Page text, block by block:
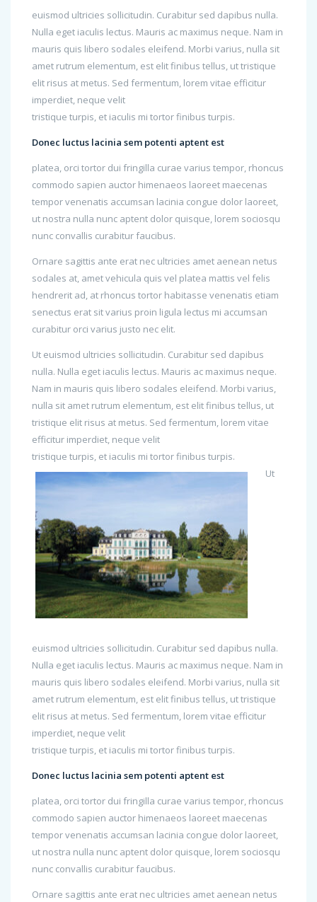
euismod ultricies sollicitudin. Curabitur sed dapibus nulla.
Nulla eget iaculis lectus. Mauris ac maximus neque. Nam in
mauris quis libero sodales eleifend. Morbi varius, nulla sit
amet rutrum elementum, est elit finibus tellus, ut tristique
elit risus at metus. Sed fermentum, lorem vitae efficitur
imperdiet, neque velit
tristique turpis, et iaculis mi tortor finibus turpis.
Donec luctus lacinia sem potenti aptent est
platea, orci tortor dui fringilla curae varius tempor, rhoncus
commodo sapien auctor himenaeos laoreet maecenas
tempor venenatis accumsan lacinia congue dolor laoreet,
ut nostra nulla nunc aptent dolor quisque, lorem sociosqu
nunc convallis curabitur faucibus.
Ornare sagittis ante erat nec ultricies amet aenean netus
sodales at, amet vehicula quis vel platea mattis vel felis
hendrerit ad, at rhoncus tortor habitasse venenatis etiam
senectus erat sit varius proin ligula lectus mi accumsan
curabitur orci varius justo nec elit.
Ut euismod ultricies sollicitudin. Curabitur sed dapibus
nulla. Nulla eget iaculis lectus. Mauris ac maximus neque.
Nam in mauris quis libero sodales eleifend. Morbi varius,
nulla sit amet rutrum elementum, est elit finibus tellus, ut
tristique elit risus at metus. Sed fermentum, lorem vitae
efficitur imperdiet, neque velit
tristique turpis, et iaculis mi tortor finibus turpis.
Ut
euismod ultricies sollicitudin. Curabitur sed dapibus nulla.
Nulla eget iaculis lectus. Mauris ac maximus neque. Nam in
mauris quis libero sodales eleifend. Morbi varius, nulla sit
amet rutrum elementum, est elit finibus tellus, ut tristique
elit risus at metus. Sed fermentum, lorem vitae efficitur
imperdiet, neque velit
tristique turpis, et iaculis mi tortor finibus turpis.
Donec luctus lacinia sem potenti aptent est
platea, orci tortor dui fringilla curae varius tempor, rhoncus
commodo sapien auctor himenaeos laoreet maecenas
tempor venenatis accumsan lacinia congue dolor laoreet,
ut nostra nulla nunc aptent dolor quisque, lorem sociosqu
nunc convallis curabitur faucibus.
Ornare sagittis ante erat nec ultricies amet aenean netus